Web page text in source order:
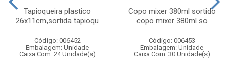
Tapioqueira plastico
26x11cm,sortida tapioqu
Código: 006452
Embalagem: Unidade
Caixa Com: 24 Unidade(s)
Copo mixer 380ml sortido
copo mixer 380ml so
Código: 006453
Embalagem: Unidade
Caixa Com: 30 Unidade(s)